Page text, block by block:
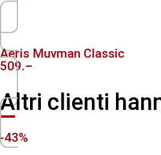
Aeris Muvman Classic
509.–
Altri clienti
-43%